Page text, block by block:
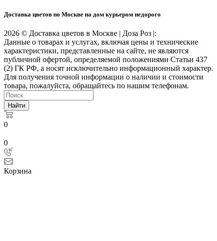
Доставка цветов по Москве на дом курьером недорого
2026 © Доставка цветов в Москве | Доза Роз |:
Данные о товарах и услугах, включая цены и технические
характеристики, представленные на сайте, не являются
публичной офертой, определяемой положениями Статьи 437
(2) ГК РФ, а носят исключительно информационный характер.
Для получения точной информации о наличии и стоимости
товара, пожалуйста, обращайтесь по нашим телефонам.
Найти
0
0
Корзина